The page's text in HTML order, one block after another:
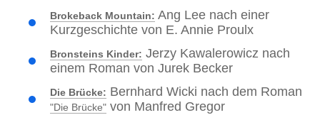
Brokeback Mountain: Ang Lee nach einer
Kurzgeschichte von E. Annie Proulx
Bronsteins Kinder: Jerzy Kawalerowicz nach
einem Roman von Jurek Becker
Die Brücke: Bernhard Wicki nach dem Roman
"Die Brücke" von Manfred Gregor